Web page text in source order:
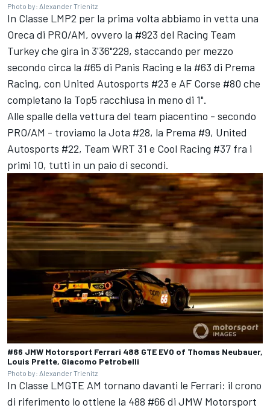
Photo by: Alexander Trienitz
In Classe LMP2 per la prima volta abbiamo in vetta una
Oreca di PRO/AM, ovvero la #923 del Racing Team
Turkey che gira in 3'36"229, staccando per mezzo
secondo circa la #65 di Panis Racing e la #63 di Prema
Racing, con United Autosports #23 e AF Corse #80 che
completano la Top5 racchiusa in meno di 1".
Alle spalle della vettura del team piacentino - secondo
PRO/AM - troviamo la Jota #28, la Prema #9, United
Autosports #22, Team WRT 31 e Cool Racing #37 fra i
primi 10, tutti in un paio di secondi.
#66 JMW Motorsport Ferrari 488 GTE EVO of Thomas Neubauer,
Louis Prette, Giacomo Petrobelli
Photo by: Alexander Trienitz
In Classe LMGTE AM tornano davanti le Ferrari: il crono
di riferimento lo ottiene la 488 #66 di JMW Motorsport